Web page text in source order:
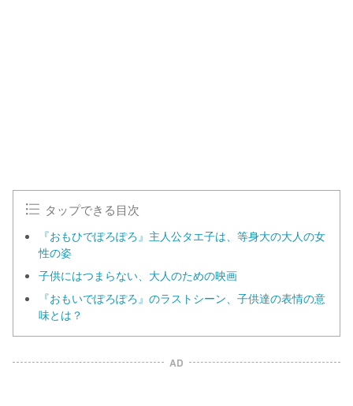
タップできる目次
『おもひでぽろぽろ』主人公タエ子は、等身大の大人の女
性の姿
子供にはつまらない、大人のための映画
『おもいでぽろぽろ』のラストシーン、子供達の表情の意
味とは？
AD